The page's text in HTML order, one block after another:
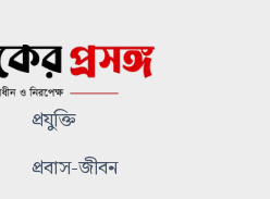
প্রযুক্তি
প্রবাস-জীবন